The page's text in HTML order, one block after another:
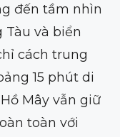
đến tầm nhìn
và biển
cách trung
15 phút di
Mây vẫn giữ
toàn với